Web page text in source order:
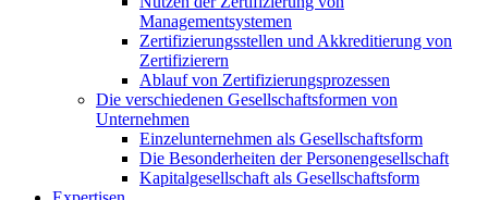
Managementsystemen
Zertifizierungsstellen und Akkreditierung von
Zertifizierern
Ablauf von Zertifizierungsprozessen
Die verschiedenen Gesellschaftsformen von
Unternehmen
Einzelunternehmen als Gesellschaftsform
Die Besonderheiten der Personengesellschaft
Kapitalgesellschaft als Gesellschaftsform